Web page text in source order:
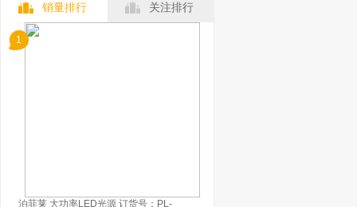
销量排行 关注排行
1
泊菲莱 大功率LED光源 订货号：PL-